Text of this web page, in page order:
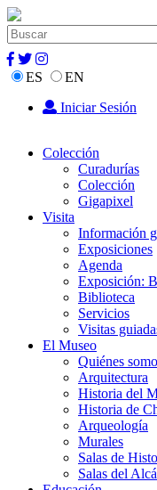
ES
EN
Iniciar Sesión
Colección
Curadurías
Colección
Gigapixel
Visita
Información
Exposiciones
Agenda
Exposición:
Biblioteca
Servicios
Visitas
El Museo
Quiénes
Arquitectura
Historia del
Historia de
Arqueología
Murales
Salas de
Salas del